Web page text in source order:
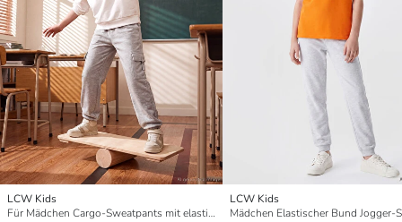
LCW Kids
Für Mädchen Cargo-Sweatpants mit elastischem Bund
LCW Kids